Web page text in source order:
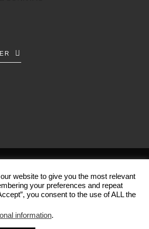
2001-2026 (c) by
with in
website to give you the most relevant
your preferences and repeat
you consent to the use of ALL the
information.